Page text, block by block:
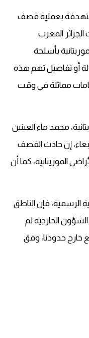
مستهدفة بعملية قصف
المغرب
بأسلحة
أو تفاصيل تهم هذه
مماثلة في وقت
محمد ماء العينين
إن حادث القصف
الموريتانية، كما أن
الرسمية، فإن الناطق
الشؤون الخارجية لم
خارج حدودنا، وفق